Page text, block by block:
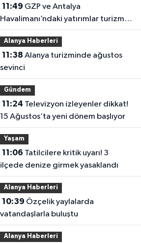
11:49
Havalimanı’ndaki yatırımlar turizme
güç katacak
Alanya Haberleri
11:38
sevinci
Gündem
11:24
15 Ağustos’ta yeni dönem başlıyor
Yaşam
11:06
ilçede denize girmek yasaklandı
Alanya Haberleri
10:39
vatandaşlarla buluştu
Alanya Haberleri